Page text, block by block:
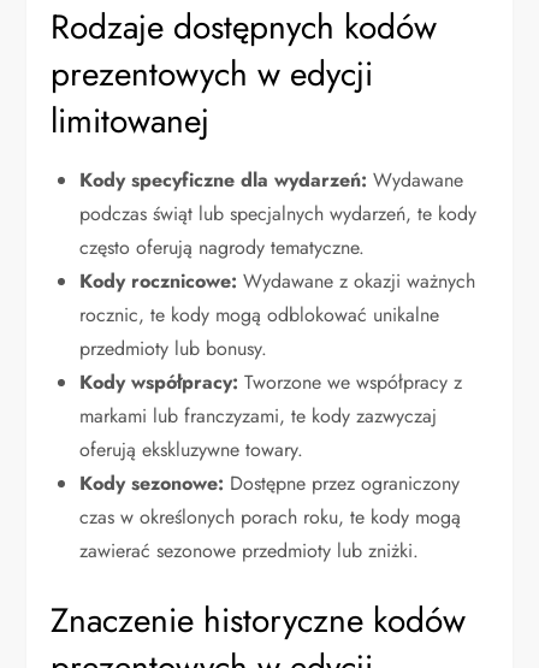
Rodzaje dostępnych kodów
prezentowych w edycji
limitowanej
Kody specyficzne dla wydarzeń: Wydawane
podczas świąt lub specjalnych wydarzeń, te kody
często oferują nagrody tematyczne.
Kody rocznicowe: Wydawane z okazji ważnych
rocznic, te kody mogą odblokować unikalne
przedmioty lub bonusy.
Kody współpracy: Tworzone we współpracy z
markami lub franczyzami, te kody zazwyczaj
oferują ekskluzywne towary.
Kody sezonowe: Dostępne przez ograniczony
czas w określonych porach roku, te kody mogą
zawierać sezonowe przedmioty lub zniżki.
Znaczenie historyczne kodów